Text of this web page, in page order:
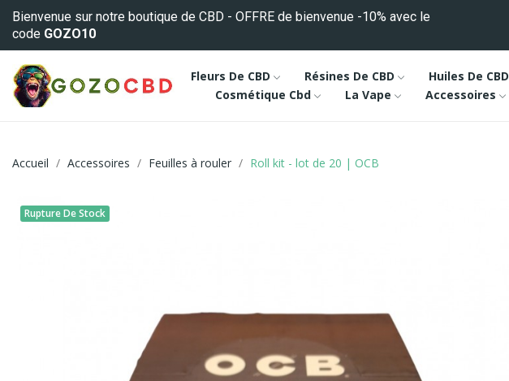
Bienvenue sur notre boutique de CBD - OFFRE de bienvenue -10% avec le
code GOZO10
Fleurs De CBD Résines De CBD Huiles De CBD
Cosmétique Cbd
La Vape Accessoires
Accueil Accessoires Feuilles à rouler Roll kit - lot de 20 | OCB
Rupture De Stock